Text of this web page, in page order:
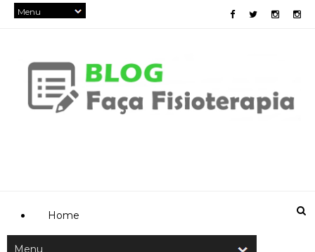
Home